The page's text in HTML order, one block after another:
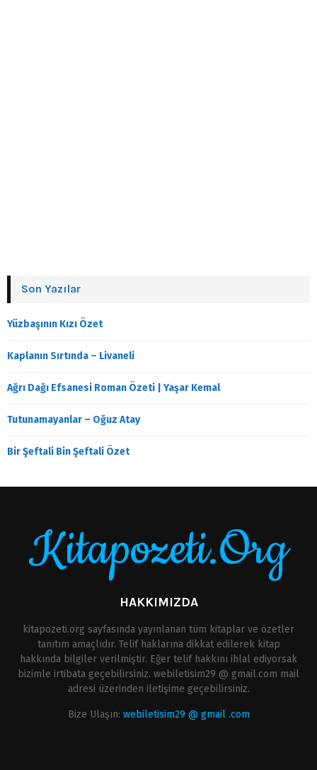
Son Yazılar
Yüzbaşının Kızı Özet
Kaplanın Sırtında – Livaneli
Ağrı Dağı Efsanesi Roman Özeti | Yaşar Kemal
Tutunamayanlar – Oğuz Atay
Bir Şeftali Bin Şeftali Özet
Kitapozeti.Org
HAKKIMIZDA
kitapozeti.org sayfasında yayınlanan tüm kitaplar ve özetler
tanıtım amaçlıdır. Telif haklarına dikkat edilerek kitap
hakkında bilgiler verilmiştir. Eğer telif hakkını ihlal ediyorsak
bizimle irtibata geçebilirsiniz. webiletisim29 @ gmail.com mail
adresi üzerinden iletişime geçebilirsiniz.
Bize Ulaşın: webiletisim29 @ gmail .com